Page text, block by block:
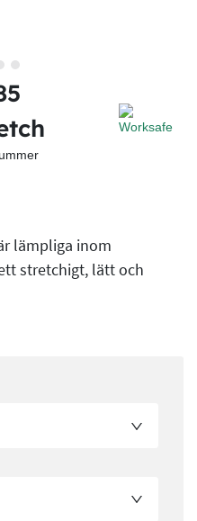
lämpliga inom
stretchigt, lätt och